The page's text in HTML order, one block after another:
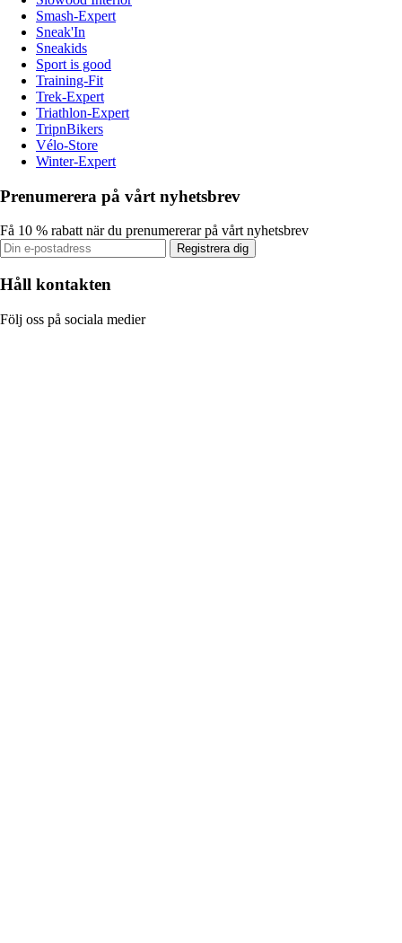
Smash-Expert
Sneak'In
Sneakids
Sport is good
Training-Fit
Trek-Expert
Triathlon-Expert
TripnBikers
Vélo-Store
Winter-Expert
Prenumerera på vårt nyhetsbrev
Få 10 % rabatt när du prenumererar på vårt nyhetsbrev
Registrera dig
Håll kontakten
Följ oss på sociala medier